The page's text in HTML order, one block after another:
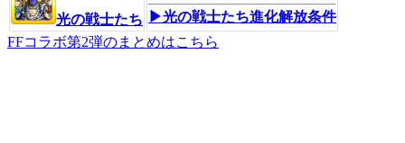
光の戦士たち
▶光の戦士たち進化解放条件
FFコラボ第2弾のまとめはこちら